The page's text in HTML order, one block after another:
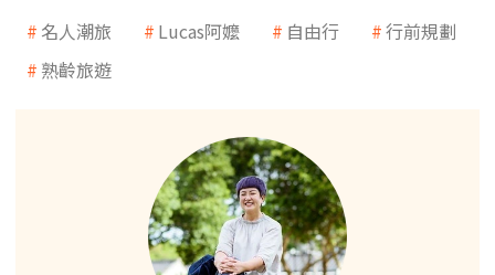
名人潮旅 Lucas阿嬤 自由行
行前規劃
熟齡旅遊